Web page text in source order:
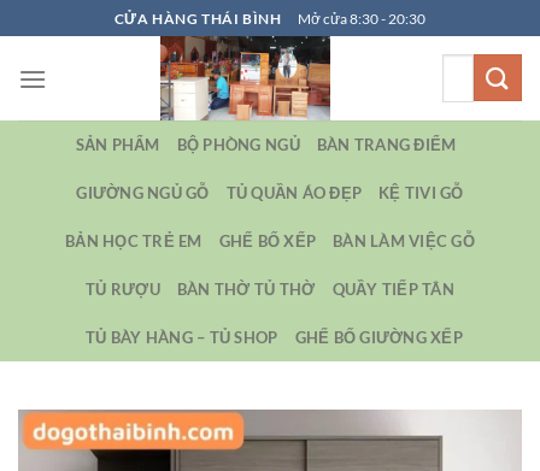
qua
nội
CỬA HÀNG THÁI BÌNH Mở cửa 8:30 - 20:30
SẢN PHẨM BỘ PHÒNG NGỦ BÀN TRANG ĐIỂM
GIƯỜNG NGỦ GỖ TỦ QUẦN ÁO ĐẸP KỆ TIVI GỖ
BẢN HỌC TRẺ EM GHẾ BỐ XẾP BÀN LÀM VIỆC GỖ
TỦ RƯỢU BÀN THỜ TỦ THỜ QUẦY TIẾP TÂN
TỦ BÀY HÀNG – TỦ SHOP GHẾ BỐ GIƯỜNG XẾP